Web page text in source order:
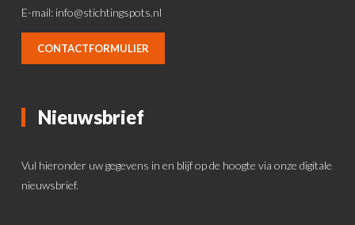
E-mail: info@stichtingspots.nl
CONTACTFORMULIER
Nieuwsbrief
Vul hieronder uw gegevens in en blijf op de hoogte via onze digitale
nieuwsbrief.